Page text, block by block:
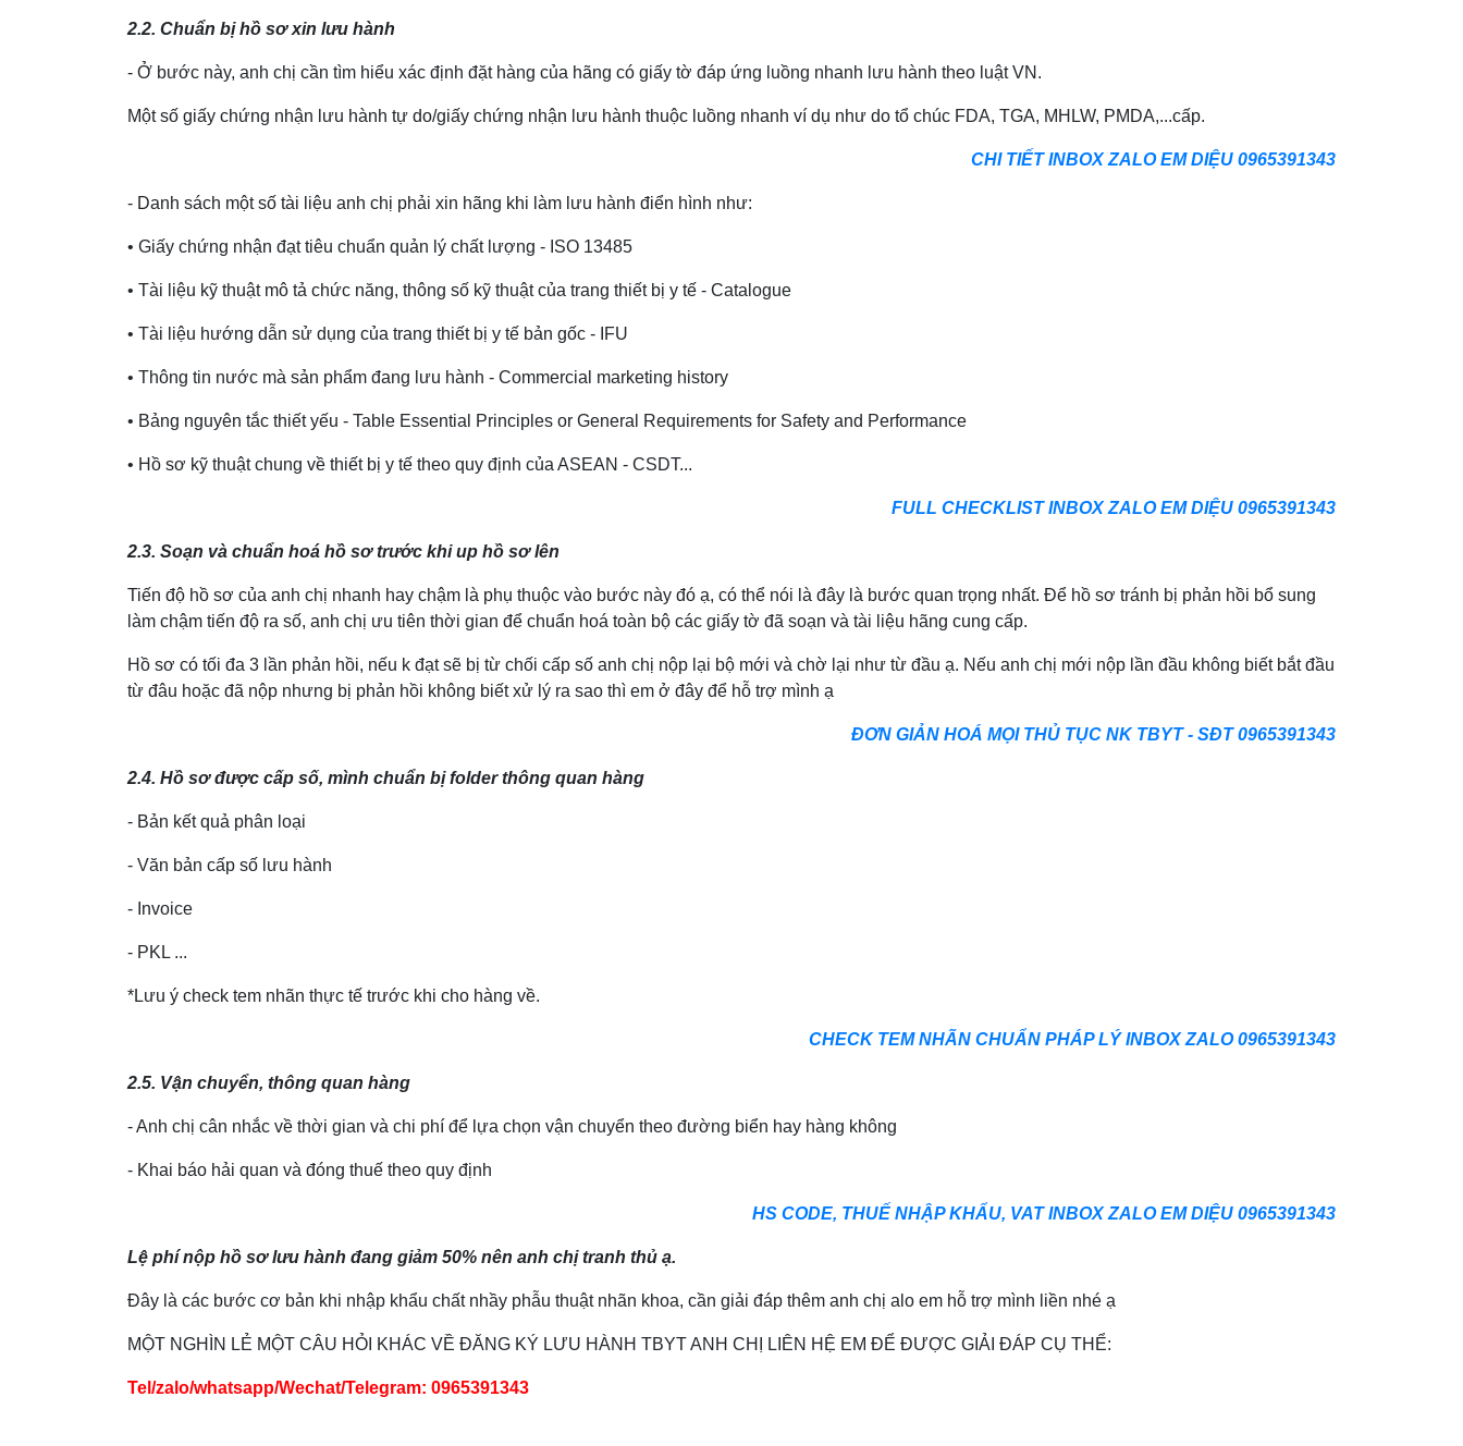
2.2. Chuẩn bị hồ sơ xin lưu hành
- Ở bước này, anh chị cần tìm hiểu xác định đặt hàng của hãng có giấy tờ đáp ứng luồng nhanh lưu hành theo luật VN.
Một số giấy chứng nhận lưu hành tự do/giấy chứng nhận lưu hành thuộc luồng nhanh ví dụ như do tổ chúc FDA, TGA, MHLW, PMDA,...cấp.
CHI TIẾT INBOX ZALO EM DIỆU 0965391343
- Danh sách một số tài liệu anh chị phải xin hãng khi làm lưu hành điển hình như:
• Giấy chứng nhận đạt tiêu chuẩn quản lý chất lượng - ISO 13485
• Tài liệu kỹ thuật mô tả chức năng, thông số kỹ thuật của trang thiết bị y tế - Catalogue
• Tài liệu hướng dẫn sử dụng của trang thiết bị y tế bản gốc - IFU
• Thông tin nước mà sản phẩm đang lưu hành - Commercial marketing history
• Bảng nguyên tắc thiết yếu - Table Essential Principles or General Requirements for Safety and Performance
• Hồ sơ kỹ thuật chung về thiết bị y tế theo quy định của ASEAN - CSDT...
FULL CHECKLIST INBOX ZALO EM DIỆU 0965391343
2.3. Soạn và chuẩn hoá hồ sơ trước khi up hồ sơ lên
Tiến độ hồ sơ của anh chị nhanh hay chậm là phụ thuộc vào bước này đó ạ, có thể nói là đây là bước quan trọng nhất. Để hồ sơ tránh bị phản hồi bổ sung
làm chậm tiến độ ra số, anh chị ưu tiên thời gian để chuẩn hoá toàn bộ các giấy tờ đã soạn và tài liệu hãng cung cấp.
Hồ sơ có tối đa 3 lần phản hồi, nếu k đạt sẽ bị từ chối cấp số anh chị nộp lại bộ mới và chờ lại như từ đầu ạ. Nếu anh chị mới nộp lần đầu không biết bắt đầu
từ đâu hoặc đã nộp nhưng bị phản hồi không biết xử lý ra sao thì em ở đây để hỗ trợ mình ạ
ĐƠN GIẢN HOÁ MỌI THỦ TỤC NK TBYT - SĐT 0965391343
2.4. Hồ sơ được cấp số, mình chuẩn bị folder thông quan hàng
- Bản kết quả phân loại
- Văn bản cấp số lưu hành
- Invoice
- PKL ...
*Lưu ý check tem nhãn thực tế trước khi cho hàng về.
CHECK TEM NHÃN CHUẨN PHÁP LÝ INBOX ZALO 0965391343
2.5. Vận chuyển, thông quan hàng
- Anh chị cân nhắc về thời gian và chi phí để lựa chọn vận chuyển theo đường biển hay hàng không
- Khai báo hải quan và đóng thuế theo quy định
HS CODE, THUẾ NHẬP KHẨU, VAT INBOX ZALO EM DIỆU 0965391343
Lệ phí nộp hồ sơ lưu hành đang giảm 50% nên anh chị tranh thủ ạ.
Đây là các bước cơ bản khi nhập khẩu chất nhầy phẫu thuật nhãn khoa, cần giải đáp thêm anh chị alo em hỗ trợ mình liền nhé ạ
MỘT NGHÌN LẺ MỘT CÂU HỎI KHÁC VỀ ĐĂNG KÝ LƯU HÀNH TBYT ANH CHỊ LIÊN HỆ EM ĐỂ ĐƯỢC GIẢI ĐÁP CỤ THỂ:
Tel/zalo/whatsapp/Wechat/Telegram: 0965391343